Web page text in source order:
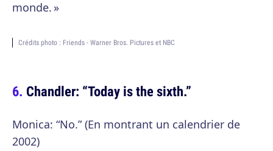
monde. »
Crédits photo : Friends - Warner Bros. Pictures et NBC
Chandler: “Today is the sixth.”
Monica: “No.” (En montrant un calendrier de
2002)